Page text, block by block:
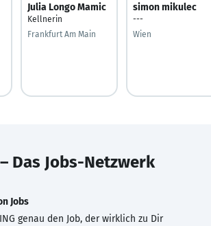
Julia Longo Mamic
Kellnerin
Frankfurt Am Main
simon mikulec
---
Wien
Das Jobs-Netzwerk
Jobs
genau den Job, der wirklich zu Dir